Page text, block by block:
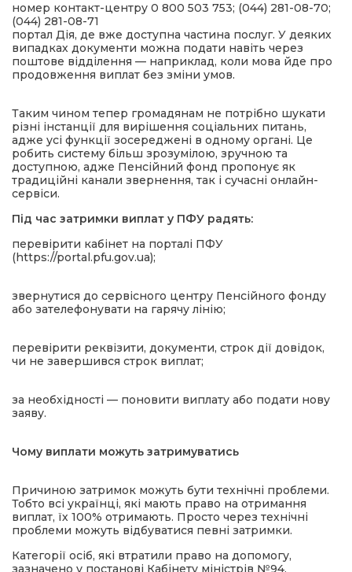
номер контакт-центру 0 800 503 753; (044) 281-08-70;
(044) 281-08-71
портал Дія, де вже доступна частина послуг. У деяких
випадках документи можна подати навіть через
поштове відділення — наприклад, коли мова йде про
продовження виплат без зміни умов.
Таким чином тепер громадянам не потрібно шукати
різні інстанції для вирішення соціальних питань,
адже усі функції зосереджені в одному органі. Це
робить систему більш зрозумілою, зручною та
доступною, адже Пенсійний фонд пропонує як
традиційні канали звернення, так і сучасні онлайн-
сервіси.
Під час затримки виплат у ПФУ радять:
перевірити кабінет на порталі ПФУ
(https://portal.pfu.gov.ua);
звернутися до сервісного центру Пенсійного фонду
або зателефонувати на гарячу лінію;
перевірити реквізити, документи, строк дії довідок,
чи не завершився строк виплат;
за необхідності — поновити виплату або подати нову
заяву.
Чому виплати можуть затримуватись
Причиною затримок можуть бути технічні проблеми.
Тобто всі українці, які мають право на отримання
виплат, їх 100% отримають. Просто через технічні
проблеми можуть відбуватися певні затримки.
Категорії осіб, які втратили право на допомогу,
зазначено у постанові Кабінету міністрів №94.